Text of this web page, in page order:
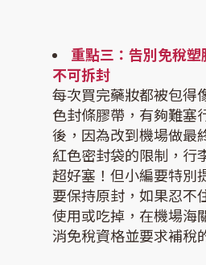
重點三：告別免稅
不可拆封
每次買完藥妝都被包得
色封條膠帶，有夠難塞
後，因為改到機場做最
紅色密封袋的限制，行
超好塞！但小編要特別
要保持原封，如果忍不
使用或吃掉，在機場海
消免稅資格並要求補稅